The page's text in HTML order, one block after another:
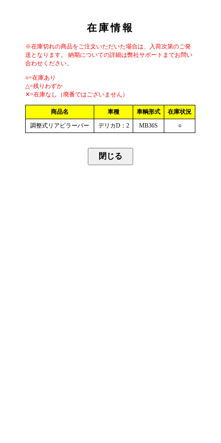
在庫情報
※在庫切れの商品をご注文いただいた場合は、入荷次第のご発
送となります。 納期についての詳細は弊社サポートまでお問い
合わせください。
○=在庫あり
△=残りわずか
✕=在庫なし（廃番ではございません）
商品名 車種 車輌形式
在庫状況
調整式リアピラーバー
デリカD：2 MB36S ○